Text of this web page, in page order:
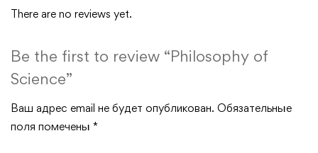
There are no reviews yet.
Be the first to review “Philosophy of
Science”
Ваш адрес email не будет опубликован. Обязательные
поля помечены *